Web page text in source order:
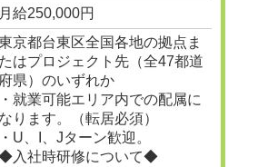
見る
月給250,000円
京都台東区全国各地の拠点ま
たはプロジェクト先（全47都道
府県）のいずれか
・就業可能エリア内での配属に
なります。（転居必須）
・U、I、Jターン歓迎。
入社時研修について◆